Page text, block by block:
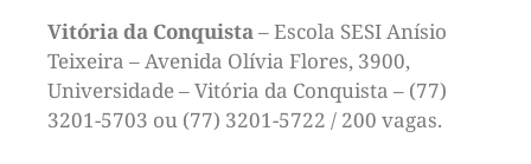
Vitória da Conquista– Escola SESI Anísio
Teixeira – Avenida Olívia Flores, 3900,
Universidade – Vitória da Conquista – (77)
3201-5703 ou (77) 3201-5722 / 200 vagas.